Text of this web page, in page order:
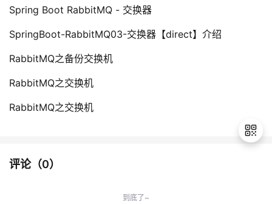
Spring Boot RabbitMQ - 交换器
SpringBoot-RabbitMQ03-交换器【direct】介绍
RabbitMQ之备份交换机
RabbitMQ之交换机
RabbitMQ之交换机
评论（0）
到底了~